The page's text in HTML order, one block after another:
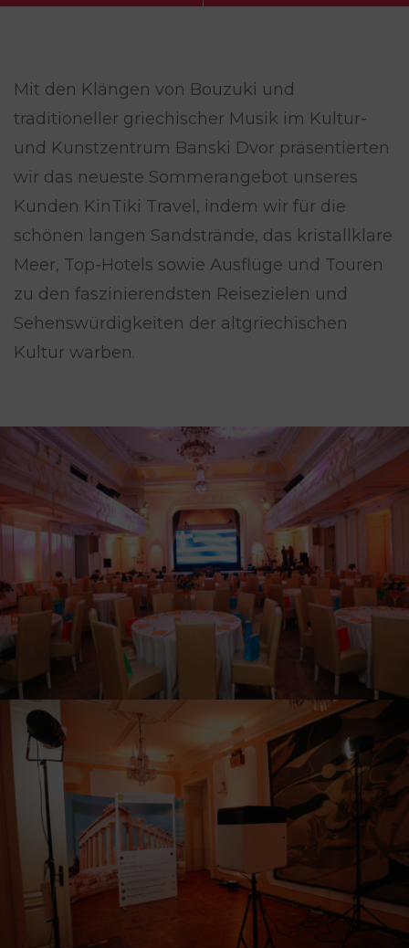
Mit den Klängen von Bouzuki und
traditioneller griechischer Musik im Kultur-
und Kunstzentrum Banski Dvor präsentierten
wir das neueste Sommerangebot unseres
Kunden KinTiki Travel, indem wir für die
schönen langen Sandstrände, das kristallklare
Meer, Top-Hotels sowie Ausflüge und Touren
zu den faszinierendsten Reisezielen und
Sehenswürdigkeiten der altgriechischen
Kultur warben.